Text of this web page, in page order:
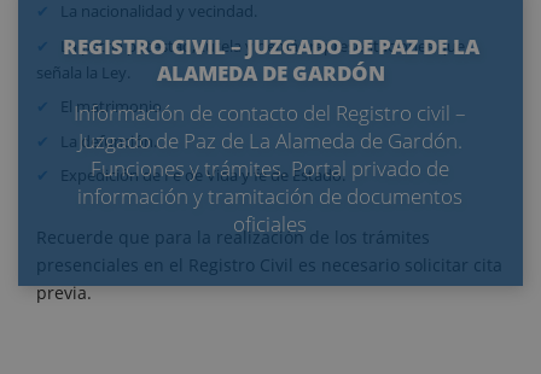
REGISTRO CIVIL – JUZGADO DE PAZ DE LA
ALAMEDA DE GARDÓN
Información de contacto del Registro civil –
Juzgado de Paz de La Alameda de Gardón.
Funciones y trámites. Portal privado de
información y tramitación de documentos
oficiales
La nacionalidad y vecindad.
La patria potestad, tutela y demás representaciones que
señala la Ley.
El matrimonio.
La defunción.
Expedición de Fe de Vida y fe de Estado.
Recuerde que para la realización de los trámites
presenciales en el Registro Civil es necesario solicitar cita
previa.